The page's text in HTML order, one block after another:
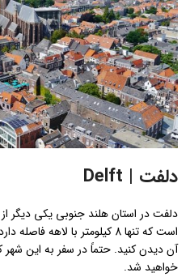
دلفت | Delft
دلفت در استان هلند جنوبی یکی دیگر
است که تنها 8 کیلومتر با
آن دیدن کنید. حتماً در سفر به این
خواهید شد.